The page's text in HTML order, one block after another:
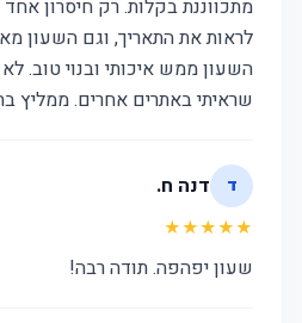
מתכווננת בקלות. רק חיסרון
לראות את התאריך, וגם השעון
השעון ממש איכותי ובנוי טוב.
שראיתי באתרים אחרים. ממליץ
ד דנה ח.
★★★★★
שעון יפהפה. תודה רבה!